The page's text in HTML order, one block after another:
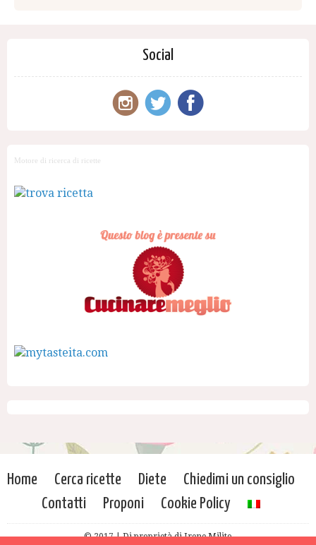
Social
Motore di ricerca di ricette
Home Cerca ricette Diete
Chiedimi un consiglio
Contatti
Proponi Cookie Policy
© 2017 | Di proprietà di Irene Milito